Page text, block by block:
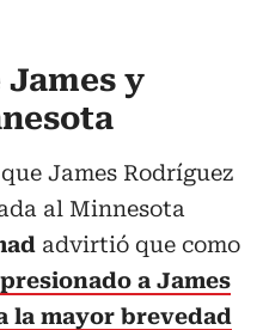
y
James Rodríguez
al Minnesota
advirtió que como
a James
la mayor brevedad